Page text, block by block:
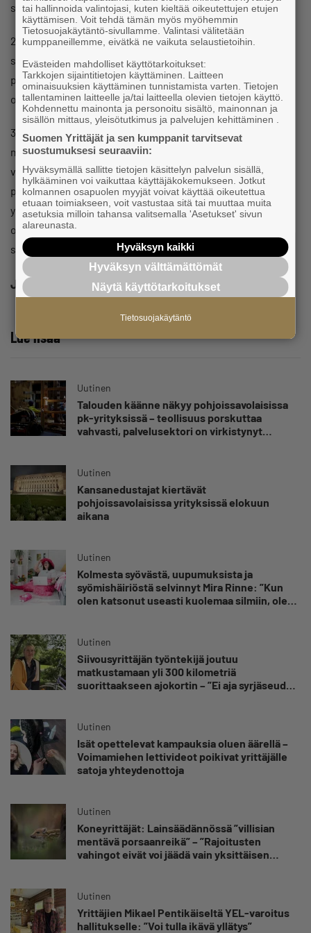
säästöt saa esimerkiksi leikkaamalla yritystukia.
2. Työpaikoilla pitää olla mahdollisuus sopia paikallisesti
sairausvakuutuslaista poikkeavia ratkaisuja työn ja
perhevapaiden yhdistämiseksi niin, että työntekijällä säilyy
oikeus päivärahaan päiviltä, jolloin hän hoitaa lastaan.
3. Yrittäjille on säädettävä nykyistä joustavampi
mahdollisuus yhdistää yrittäjyys ja lapsen hoitaminen
vanhempainpäivärahalla. Esimerkiksi esitykset pitkästä
pakollisesta isä- ja äitikiintiöstä ovat erittäin ongelmallisia
yrittäjille, joiden yritystoiminta on riippuvaista isän tai äidin
omasta toiminnasta. Nykyjärjestelmä ei kannusta yrittäjiä
saamaan lapsia.
Jaa
Lue lisää
Uutinen
Talouden käänne näkyy pohjoissavolaisissa
pk-yrityksissä – teollisuus porskuttaa
vahvasti, palvelusektori on virkistynyt
Uutinen
Kansanedustajat kiertävät
pohjoissavolaisissa yrityksissä elokuun
aikana
Uutinen
Kolmesta syövästä, uupumuksista ja
syömishäiriöstä selvinnyt Mira Rinne: ”Kun
olen katsonut useasti kuolemaa silmiin, olen
Uutinen
Siivousyrittäjän työntekijä joutuu
matkustamaan yli 300 kilometriä
suorittaakseen ajokortin – ”Ei aja syrjäseudun
Uutinen
Isät opettelevat kampauksia oluen äärellä –
Voimamiehen lettivideot poikivat yrittäjälle
satoja yhteydenottoja
Uutinen
Koneyrittäjät: Lainsäädännössä ”villisian
mentävä porsaanreikä” – ”Rajoitusten
vahingot eivät voi jäädä vain yksittäisen
Uutinen
Yrittäjien Mikael Pentikäiseltä YEL-varoitus
hallitukselle: ”Voi tulla ikävä yllätys”
tai hallinnoida valintojasi, kuten kieltää oikeutettujen etujen
käyttämisen. Voit tehdä tämän myös myöhemmin
Tietosuojakäytäntö-sivullamme. Valintasi välitetään
kumppaneillemme, eivätkä ne vaikuta selaustietoihin.
Evästeiden mahdolliset käyttötarkoitukset:
Tarkkojen sijaintitietojen käyttäminen. Laitteen
ominaisuuksien käyttäminen tunnistamista varten. Tietojen
tallentaminen laitteelle ja/tai laitteella olevien tietojen käyttö.
Kohdennettu mainonta ja personoitu sisältö, mainonnan ja
sisällön mittaus, yleisötutkimus ja palvelujen kehittäminen .
Suomen Yrittäjät ja sen kumppanit tarvitsevat
suostumuksesi seuraaviin:
Hyväksymällä sallitte tietojen käsittelyn palvelun sisällä,
hylkääminen voi vaikuttaa käyttäjäkokemukseen. Jotkut
kolmannen osapuolen myyjät voivat käyttää oikeutettua
etuaan toimiakseen, voit vastustaa sitä tai muuttaa muita
asetuksia milloin tahansa valitsemalla 'Asetukset' sivun
alareunasta.
Hyväksyn kaikki
Hyväksyn välttämättömät
Näytä käyttötarkoitukset
Tietosuojakäytäntö